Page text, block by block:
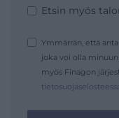
Etsin myös
Ymmärrän, että
joka voi olla
myös Finagon
tietosuojaselosteessa